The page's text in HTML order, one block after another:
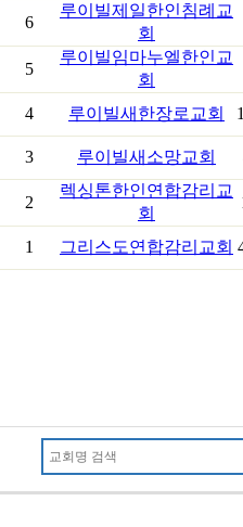
6
루이빌제일한인침례교
회
5
루이빌임마누엘한인교
회
4 루이빌새한장로교회
3 루이빌새소망교회
2
렉싱톤한인연합감리교
회
1 그리스도연합감리교회